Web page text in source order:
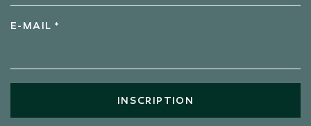
E-MAIL *
INSCRIPTION